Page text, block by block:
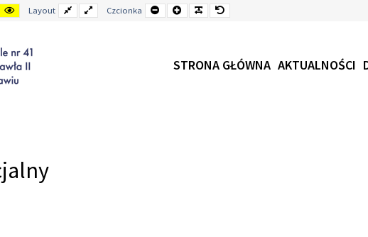
Kontrast
żółto-
Layout
Stały
układ
Wide
layout
Czcionka
Mniejsza
czcionka
CzcionkaCzcionkaCzcionka
STRONA GŁÓWNA AKTUALNOŚCI